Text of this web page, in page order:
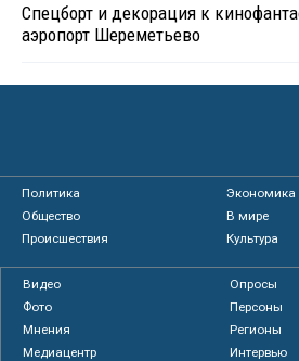
Спецборт и декорация к
аэропорт Шереметьево
Политика
Экономика
Общество
В мире
Происшествия
Культура
Видео
Опросы
Фото
Персоны
Мнения
Регионы
Медиацентр
Интервью